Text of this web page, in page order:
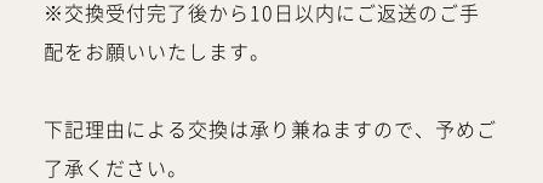
※交換受付完了後から10日以内にご返送のご手
配をお願いいたします。
下記理由による交換は承り兼ねますので、予めご
了承ください。